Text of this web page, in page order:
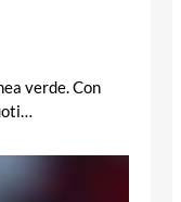
verde. Con